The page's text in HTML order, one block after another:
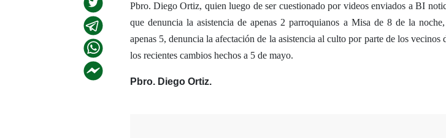
Pbro. Diego Ortiz, quien luego de ser cuestionado por videos enviados a BI
que denuncia la asistencia de apenas 2 parroquianos a Misa de 8 de la
apenas 5, denuncia la afectación de la asistencia al culto por parte de los vecinos
los recientes cambios hechos a 5 de mayo.
Pbro. Diego Ortiz.